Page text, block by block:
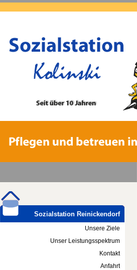
Sozialstation Reinickendorf
Unsere Ziele
Unser Leistungsspektrum
Kontakt
Anfahrt